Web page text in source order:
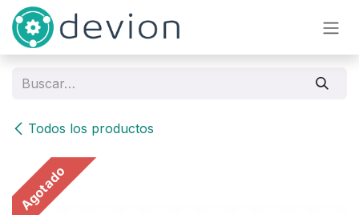
Ir al contenido
Todos los productos
Agotado